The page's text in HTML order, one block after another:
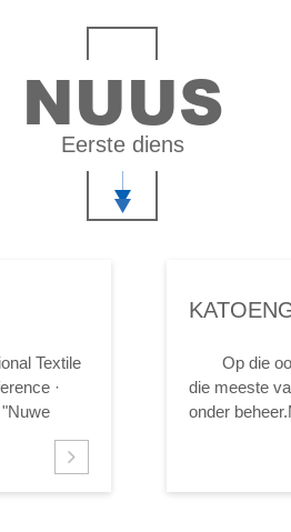
NUUS
Eerste diens
Textile
·
Tekstiel...
BEHEER
Op die
die meeste
onder